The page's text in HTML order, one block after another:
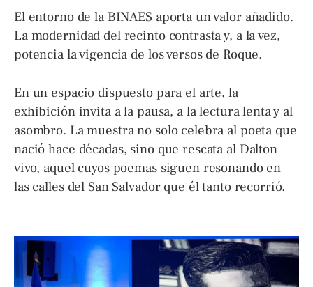
El entorno de la BINAES aporta un valor añadido.
La modernidad del recinto contrasta y, a la vez,
potencia la vigencia de los versos de Roque.
En un espacio dispuesto para el arte, la
exhibición invita a la pausa, a la lectura lenta y al
asombro. La muestra no solo celebra al poeta que
nació hace décadas, sino que rescata al Dalton
vivo, aquel cuyos poemas siguen resonando en
las calles del San Salvador que él tanto recorrió.